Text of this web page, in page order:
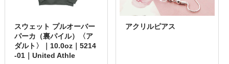
スウェット プルオーバー
パーカ（裏パイル）〈ア
ダルト〉｜10.0oz｜5214
-01｜United Athle
アクリルピアス